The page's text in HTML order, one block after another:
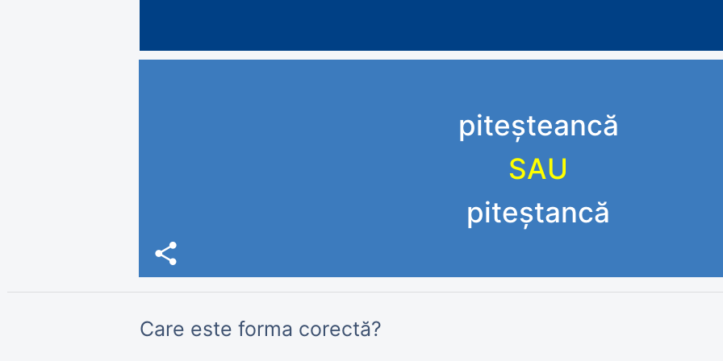
piteșteancă
SAU
piteștancă
share
Care este forma corectă?